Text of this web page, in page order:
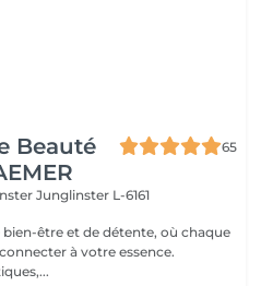
Beauté
65
Junglinster L-6161
être et de détente, où chaque
à votre essence.